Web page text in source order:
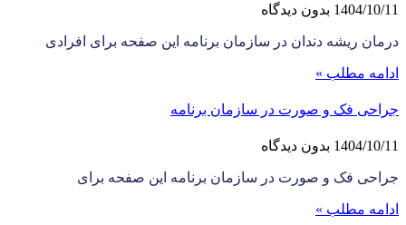
1404/10/11 بدون دیدگاه
درمان ریشه دندان در سازمان برنامه این صفحه برای افرادی
ادامه مطلب »
جراحی فک و صورت در سازمان برنامه
1404/10/11 بدون دیدگاه
جراحی فک و صورت در سازمان برنامه این صفحه برای
ادامه مطلب »